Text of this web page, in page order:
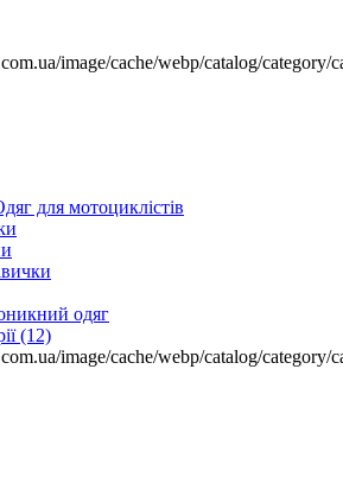
image/cache/webp/catalog/category/
для мотоциклістів
одяг
(12)
image/cache/webp/catalog/category/